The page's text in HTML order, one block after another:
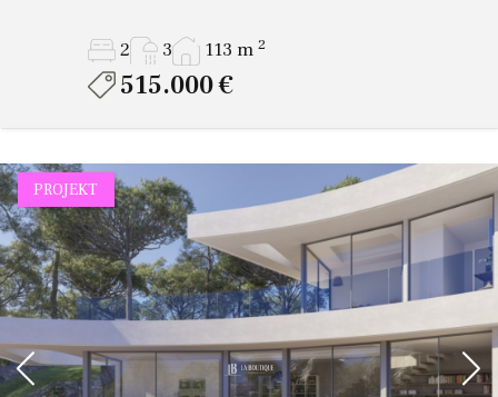
2 3 113 m 2
515.000 €
PROJEKT